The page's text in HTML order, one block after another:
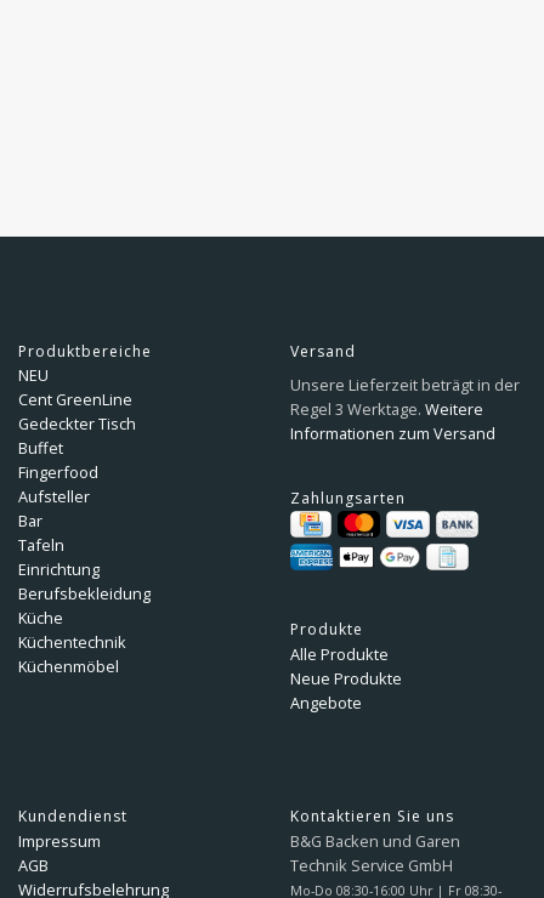
Produktbereiche
NEU
Cent GreenLine
Gedeckter Tisch
Buffet
Fingerfood
Aufsteller
Bar
Tafeln
Einrichtung
Berufsbekleidung
Küche
Küchentechnik
Küchenmöbel
Versand
Unsere Lieferzeit beträgt in der
Regel 3 Werktage. Weitere
Informationen zum Versand
Zahlungsarten
Produkte
Alle Produkte
Neue Produkte
Angebote
Kundendienst
Impressum
AGB
Widerrufsbelehrung
Kontaktieren Sie uns
B&G Backen und Garen
Technik Service GmbH
Mo-Do 08:30-16:00 Uhr | Fr 08:30-